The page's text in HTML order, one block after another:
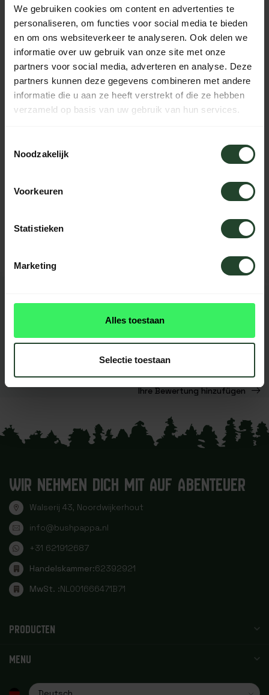
We gebruiken cookies om content en advertenties te
personaliseren, om functies voor social media te bieden
en om ons websiteverkeer te analyseren. Ook delen we
informatie over uw gebruik van onze site met onze
partners voor social media, adverteren en analyse. Deze
partners kunnen deze gegevens combineren met andere
informatie die u aan ze heeft verstrekt of die ze hebben
verzameld op basis van uw gebruik van hun services.
Noodzakelijk
Voorkeuren
Statistieken
Marketing
Alles toestaan
Selectie toestaan
Bestellungen von Mo bis Fr vor 17:00 Uhr werden noch am
selben Tag versandt.
Jeden Tag von 10:00 bis 20:00 Uhr per Chat, Telefon oder
E-Mail erreichbar.
PRODUKTBESCHREIBUNG
BEWERTUNGEN
Diese produkt had noch
Ihre Bewertung hinzufügen
WIR NEHMEN DICH MIT AUF ABENTEUER
Walserij 43, Noordwijkerhout
info@bushpappa.nl
+31 621912687
Handelskammer:62392921
MwSt. :NL001666471B71
PRODUCTEN
MENU